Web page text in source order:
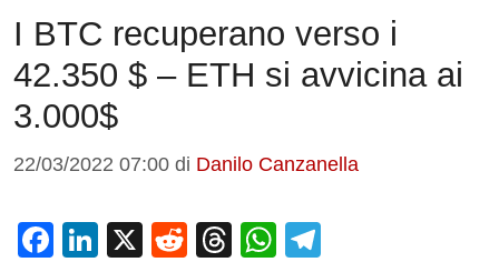
I BTC recuperano verso i
42.350 $ – ETH si avvicina ai
3.000$
22/03/2022 07:00 di Danilo Canzanella
F
Li
X
R
T
W